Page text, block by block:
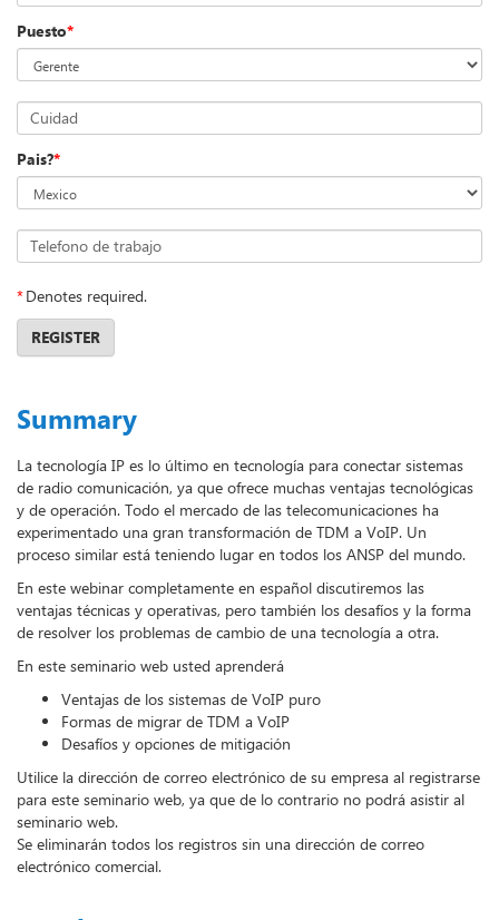
Puesto*
Cuidad
Pais?*
Telefono de trabajo
*Denotes required.
REGISTER
Summary
La tecnología IP es lo último en tecnología para conectar sistemas
de radio comunicación, ya que ofrece muchas ventajas tecnológicas
y de operación. Todo el mercado de las telecomunicaciones ha
experimentado una gran transformación de TDM a VoIP. Un
proceso similar está teniendo lugar en todos los ANSP del mundo.
En este webinar completamente en español discutiremos las
ventajas técnicas y operativas, pero también los desafíos y la forma
de resolver los problemas de cambio de una tecnología a otra.
En este seminario web usted aprenderá
Ventajas de los sistemas de VoIP puro
Formas de migrar de TDM a VoIP
Desafíos y opciones de mitigación
Utilice la dirección de correo electrónico de su empresa al registrarse
para este seminario web, ya que de lo contrario no podrá asistir al
seminario web.
Se eliminarán todos los registros sin una dirección de correo
electrónico comercial.